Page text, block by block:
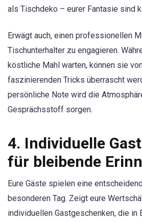
als Tischdeko – eurer Fantasie sind
Erwägt auch, einen professionellen
Tischunterhalter zu engagieren.
köstliche Mahl warten, können sie
faszinierenden Tricks überrascht
persönliche Note wird die
Gesprächsstoff sorgen.
4. Individuelle
für bleibende
Eure Gäste spielen eine
besonderen Tag. Zeigt eure
individuellen Gastgeschenken, die in